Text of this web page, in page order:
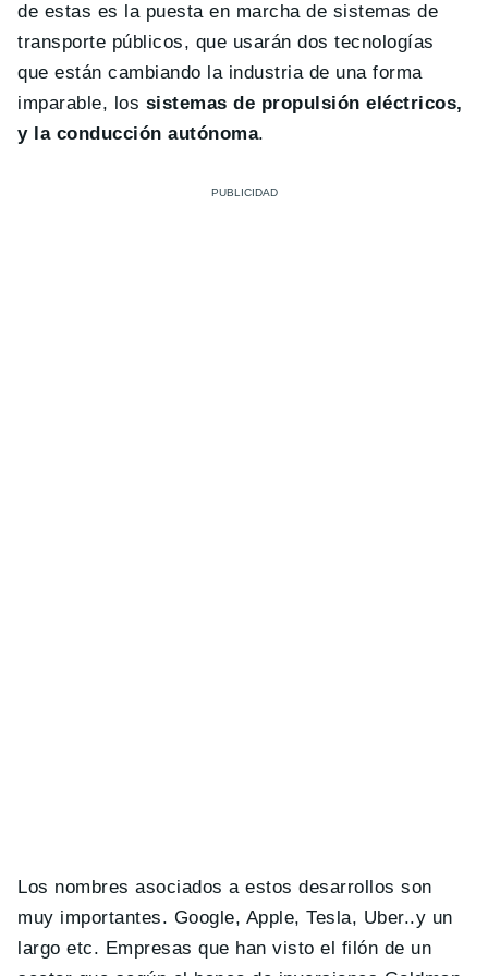
de estas es la puesta en marcha de sistemas de
transporte públicos, que usarán dos tecnologías
que están cambiando la industria de una forma
imparable, los sistemas de propulsión eléctricos,
y la conducción autónoma.
Los nombres asociados a estos desarrollos son
muy importantes. Google, Apple, Tesla, Uber..y un
largo etc. Empresas que han visto el filón de un